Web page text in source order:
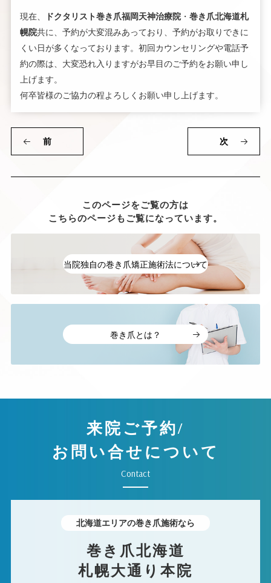
現在、 ドクタリスト巻き爪福岡天神治療院・ 巻き爪北海道札
幌院共に、予約が大変混みあっており、予約がお取りできに
くい日が多くなっております。初回カウンセリングや電話予
約の際は、大変恐れ入りますがお早目のご予約をお願い申し
上げます。
何卒皆様のご協力の程よろしくお願い申し上げます。
前 次
このページをご覧の方は
こちらのページもご覧になっています。
当院独自の巻き爪矯正施術法について
巻き爪とは？
来院ご予約/
お問い合せについて
Contact
北海道エリアの巻き爪施術なら
巻き爪北海道
札幌大通り本院